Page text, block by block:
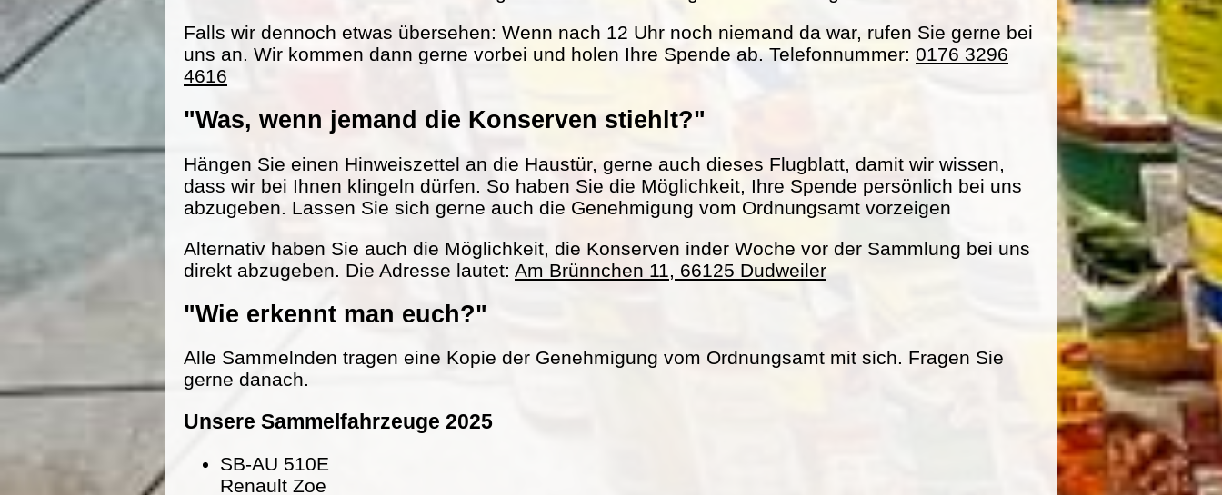
Falls wir dennoch etwas übersehen: Wenn nach 12 Uhr noch niemand da war, rufen Sie gerne bei
uns an. Wir kommen dann gerne vorbei und holen Ihre Spende ab. Telefonnummer: 0176 3296
4616
"Was, wenn jemand die Konserven stiehlt?"
Hängen Sie einen Hinweiszettel an die Haustür, gerne auch dieses Flugblatt, damit wir wissen,
dass wir bei Ihnen klingeln dürfen. So haben Sie die Möglichkeit, Ihre Spende persönlich bei uns
abzugeben. Lassen Sie sich gerne auch die Genehmigung vom Ordnungsamt vorzeigen
Alternativ haben Sie auch die Möglichkeit, die Konserven inder Woche vor der Sammlung bei uns
direkt abzugeben. Die Adresse lautet: Am Brünnchen 11, 66125 Dudweiler
"Wie erkennt man euch?"
Alle Sammelnden tragen eine Kopie der Genehmigung vom Ordnungsamt mit sich. Fragen Sie
gerne danach.
Unsere Sammelfahrzeuge 2025
SB-AU 510E
Renault Zoe